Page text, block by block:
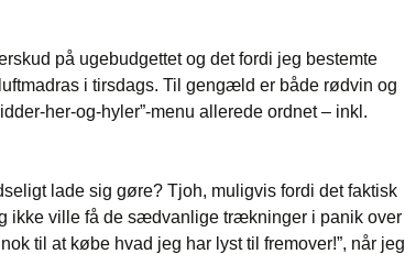
på ugebudgettet og det fordi jeg bestemte
i tirsdags. Til gengæld er både rødvin og
her-og-hyler”-menu allerede ordnet – inkl.
lade sig gøre? Tjoh, muligvis fordi det faktisk
ikke ville få de sædvanlige trækninger i panik over
til at købe hvad jeg har lyst til fremover!”, når jeg